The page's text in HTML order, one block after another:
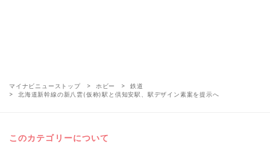
マイナビニューストップ ホビー
鉄道
北海道新幹線の新八雲(仮称)駅と倶知安駅、駅デザイン素案を提示へ
このカテゴリーについて